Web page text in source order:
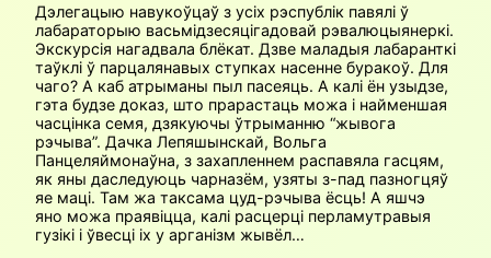
Дэлегацыю навукоўцаў з усіх рэспублік павялі ў
лабараторыю васьмі­дзесяцігадовай рэвалюцыянеркі.
Экскурсія нагадвала блёкат. Дзве маладыя лабаранткі
таўклі ў парцалянавых ступках насенне буракоў. Для
чаго? А каб атрыманы пыл пасеяць. А калі ён узыдзе,
гэта будзе доказ, што прарастаць можа і найменшая
часцінка семя, дзякуючы ўтрыманню “жывога
рэчыва”. Дачка Лепяшынскай, Вольга
Панцеляймонаўна, з захапленнем распавяла гасцям,
як яны даследуюць чарназём, узяты з-пад пазногцяў
яе маці. Там жа таксама цуд-рэчыва ёсць! А яшчэ
яно можа праявіцца, калі расцерці перламутравыя
гузікі і ўвесці іх у арганізм жывёл…